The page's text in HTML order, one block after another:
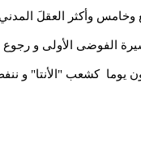
وخامس وأكثر العقلَ
الفوضى الأولى و
يوما كشعب "الأنتا" و